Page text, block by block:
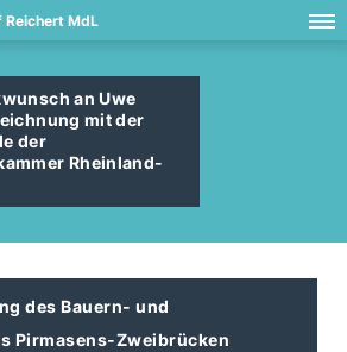
Reichert MdL
an Uwe
mit der
der
Rheinland-
des Bauern- und
Pirmasens-Zweibrücken